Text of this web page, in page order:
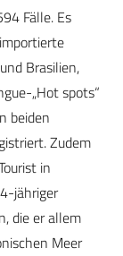
Fälle. Es
Brasilien,
„Hot spots“
beiden
Zudem
in
jähriger
die er allem
Meer